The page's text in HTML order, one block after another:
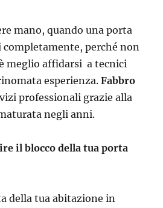
mano, quando una porta
completamente, perché non
meglio affidarsi a tecnici
esperienza. Fabbro
professionali grazie alla
negli anni.
il blocco della tua porta
della tua abitazione in